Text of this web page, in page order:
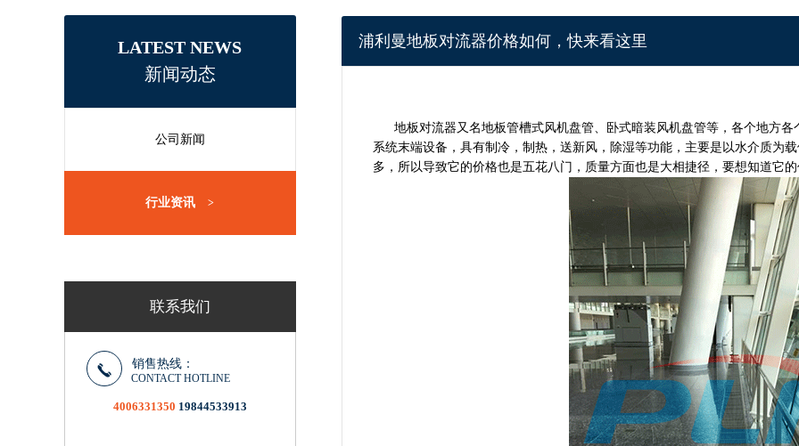
LATEST NEWS
新闻动态
公司新闻
行业资讯 >
联系我们
销售热线：
CONTACT HOTLINE
4006331350 19844533913
浦利曼地板对流器价格如何，快来看这里
地板对流器又名地板管槽式风机盘管、卧式暗装风机盘管等，各个地方各
系统末端设备，具有制冷，制热，送新风，除湿等功能，主要是以水介质为
多，所以导致它的价格也是五花八门，质量方面也是大相捷径，要想知道它